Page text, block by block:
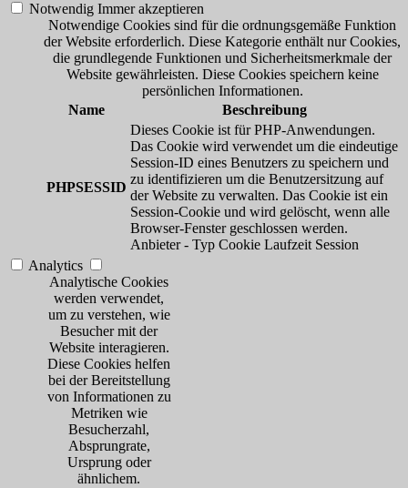
Notwendig Immer akzeptieren
Notwendige Cookies sind für die ordnungsgemäße Funktion
der Website erforderlich. Diese Kategorie enthält nur Cookies,
die grundlegende Funktionen und Sicherheitsmerkmale der
Website gewährleisten. Diese Cookies speichern keine
persönlichen Informationen.
Name
Beschreibung
PHPSESSID
Dieses Cookie ist für PHP-Anwendungen.
Das Cookie wird verwendet um die eindeutige
Session-ID eines Benutzers zu speichern und
zu identifizieren um die Benutzersitzung auf
der Website zu verwalten. Das Cookie ist ein
Session-Cookie und wird gelöscht, wenn alle
Browser-Fenster geschlossen werden.
Anbieter - Typ Cookie Laufzeit Session
Analytics
Analytische Cookies
werden verwendet,
um zu verstehen, wie
Besucher mit der
Website interagieren.
Diese Cookies helfen
bei der Bereitstellung
von Informationen zu
Metriken wie
Besucherzahl,
Absprungrate,
Ursprung oder
ähnlichem.